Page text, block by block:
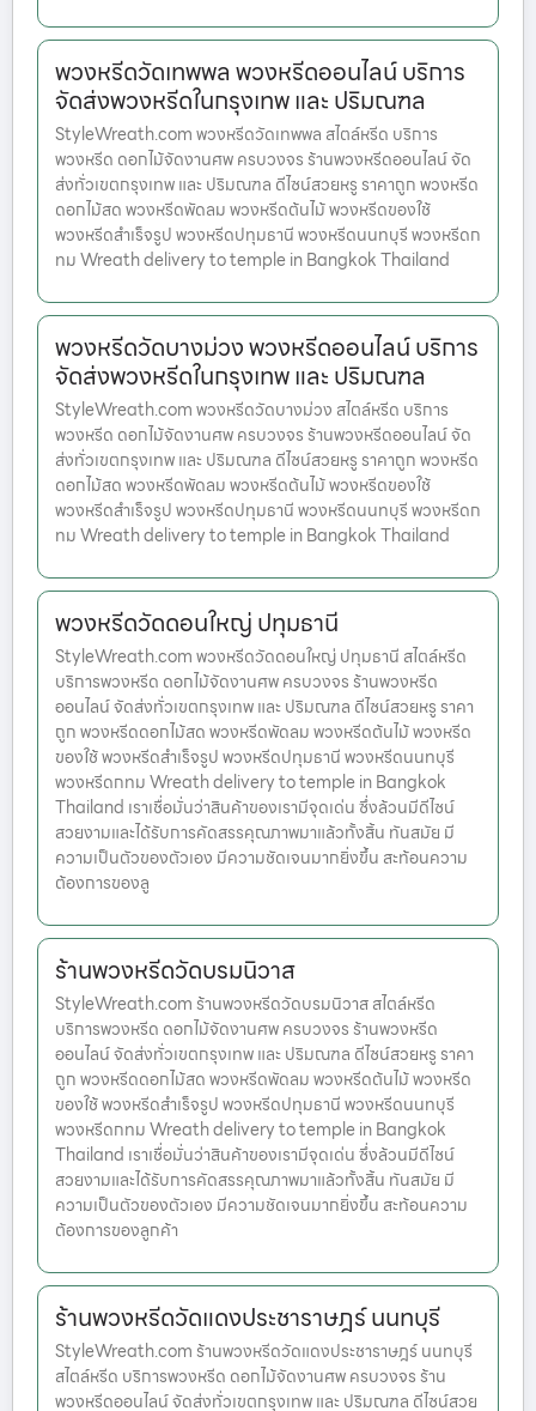
พวงหรีดวัดเทพพล พวงหรีดออนไลน์ บริการ
จัดส่งพวงหรีดในกรุงเทพ และ ปริมณฑล
StyleWreath.com พวงหรีดวัดเทพพล สไตล์หรีด บริการ
พวงหรีด ดอกไม้จัดงานศพ ครบวงจร ร้านพวงหรีดออนไลน์ จัด
ส่งทั่วเขตกรุงเทพ และ ปริมณฑล ดีไซน์สวยหรู ราคาถูก พวงหรีด
ดอกไม้สด พวงหรีดพัดลม พวงหรีดต้นไม้ พวงหรีดของใช้
พวงหรีดสำเร็จรูป พวงหรีดปทุมธานี พวงหรีดนนทบุรี พวงหรีดก
ทม Wreath delivery to temple in Bangkok Thailand
พวงหรีดวัดบางม่วง พวงหรีดออนไลน์ บริการ
จัดส่งพวงหรีดในกรุงเทพ และ ปริมณฑล
StyleWreath.com พวงหรีดวัดบางม่วง สไตล์หรีด บริการ
พวงหรีด ดอกไม้จัดงานศพ ครบวงจร ร้านพวงหรีดออนไลน์ จัด
ส่งทั่วเขตกรุงเทพ และ ปริมณฑล ดีไซน์สวยหรู ราคาถูก พวงหรีด
ดอกไม้สด พวงหรีดพัดลม พวงหรีดต้นไม้ พวงหรีดของใช้
พวงหรีดสำเร็จรูป พวงหรีดปทุมธานี พวงหรีดนนทบุรี พวงหรีดก
ทม Wreath delivery to temple in Bangkok Thailand
พวงหรีดวัดดอนใหญ่ ปทุมธานี
StyleWreath.com พวงหรีดวัดดอนใหญ่ ปทุมธานี สไตล์หรีด
บริการพวงหรีด ดอกไม้จัดงานศพ ครบวงจร ร้านพวงหรีด
ออนไลน์ จัดส่งทั่วเขตกรุงเทพ และ ปริมณฑล ดีไซน์สวยหรู ราคา
ถูก พวงหรีดดอกไม้สด พวงหรีดพัดลม พวงหรีดต้นไม้ พวงหรีด
ของใช้ พวงหรีดสำเร็จรูป พวงหรีดปทุมธานี พวงหรีดนนทบุรี
พวงหรีดกทม Wreath delivery to temple in Bangkok
Thailand เราเชื่อมั่นว่าสินค้าของเรามีจุดเด่น ซึ่งล้วนมีดีไซน์
สวยงามและได้รับการคัดสรรคุณภาพมาแล้วทั้งสิ้น ทันสมัย มี
ความเป็นตัวของตัวเอง มีความชัดเจนมากยิ่งขึ้น สะท้อนความ
ต้องการของลู
ร้านพวงหรีดวัดบรมนิวาส
StyleWreath.com ร้านพวงหรีดวัดบรมนิวาส สไตล์หรีด
บริการพวงหรีด ดอกไม้จัดงานศพ ครบวงจร ร้านพวงหรีด
ออนไลน์ จัดส่งทั่วเขตกรุงเทพ และ ปริมณฑล ดีไซน์สวยหรู ราคา
ถูก พวงหรีดดอกไม้สด พวงหรีดพัดลม พวงหรีดต้นไม้ พวงหรีด
ของใช้ พวงหรีดสำเร็จรูป พวงหรีดปทุมธานี พวงหรีดนนทบุรี
พวงหรีดกทม Wreath delivery to temple in Bangkok
Thailand เราเชื่อมั่นว่าสินค้าของเรามีจุดเด่น ซึ่งล้วนมีดีไซน์
สวยงามและได้รับการคัดสรรคุณภาพมาแล้วทั้งสิ้น ทันสมัย มี
ความเป็นตัวของตัวเอง มีความชัดเจนมากยิ่งขึ้น สะท้อนความ
ต้องการของลูกค้า
ร้านพวงหรีดวัดแดงประชาราษฎร์ นนทบุรี
StyleWreath.com ร้านพวงหรีดวัดแดงประชาราษฎร์ นนทบุรี
สไตล์หรีด บริการพวงหรีด ดอกไม้จัดงานศพ ครบวงจร ร้าน
พวงหรีดออนไลน์ จัดส่งทั่วเขตกรุงเทพ และ ปริมณฑล ดีไซน์สวย